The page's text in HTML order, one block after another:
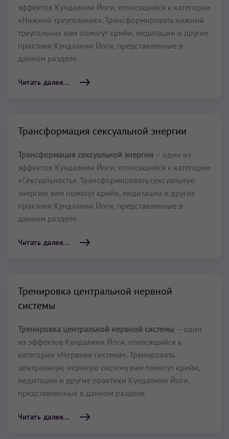
эффектов Кундалини Йоги, относящийся к категории
«Нижний треугольник». Трансформировать нижний
треугольник вам помогут крийи, медитации и другие
практики Кундалини Йоги, представленные в
данном разделе.
Читать далее...
Трансформация сексуальной энергии
Трансформация сексуальной энергии – один из
эффектов Кундалини Йоги, относящийся к категории
«Сексуальность». Трансформировать сексуальную
энергию вам помогут крийи, медитации и другие
практики Кундалини Йоги, представленные в
данном разделе.
Читать далее...
Тренировка центральной нервной
системы
Тренировка центральной нервной системы – один
из эффектов Кундалини Йоги, относящийся к
категории «Нервная система». Тренировать
центральную нервную систему вам помогут крийи,
медитации и другие практики Кундалини Йоги,
представленные в данном разделе.
Читать далее...